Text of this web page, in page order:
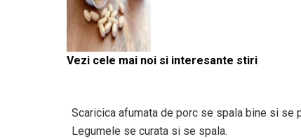
Vezi cele mai noi si interesante stiri
Scaricica afumata de porc se spala bine si se
Legumele se curata si se spala.